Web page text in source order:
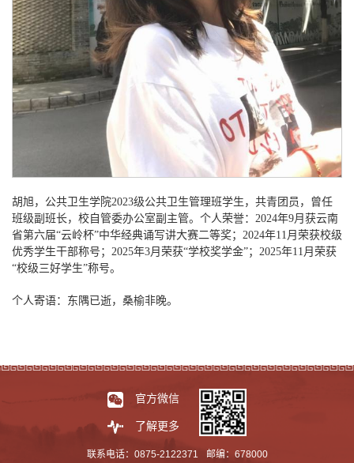
胡旭，公共卫生学院2023级公共卫生管理班学生，共青团员，曾任
班级副班长，校自管委办公室副主管。个人荣誉：2024年9月获云南
省第六届“云岭杯”中华经典诵写讲大赛二等奖；2024年11月荣获校级
优秀学生干部称号；2025年3月荣获“学校奖学金”；2025年11月荣获
“校级三好学生”称号。
个人寄语：东隅已逝，桑榆非晚。
官方微信
了解更多
联系电话：0875-2122371 邮编：678000